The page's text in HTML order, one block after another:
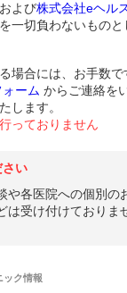
よび株式会社eヘル
一切負わないものと
場合には、お手数で
ーム からご連絡を
します。
っておりません
さい
や各医院への個別の
は受け付けておりま
ック情報